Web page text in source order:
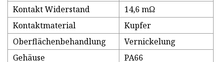
Kontakt Widerstand
14,6 mΩ
Kontaktmaterial
Kupfer
Oberflächenbehandlung
Vernickelung
Gehäuse
PA66